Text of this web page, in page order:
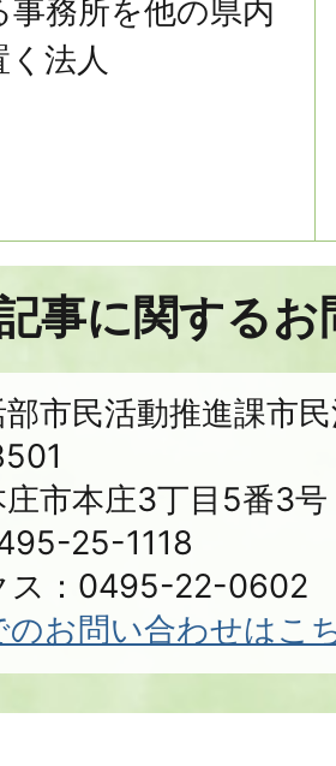
事務所を他の県内
法人
事に関する
市民活動推進課市
市本庄3丁目5番3号
25-1118
ス：0495-22-0602
のお問い合わせはこ